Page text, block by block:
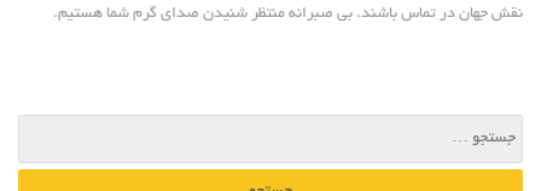
نقش جهان در تماس باشند. بی صبرانه منتظر شنیدن صدای گرم شما هستیم.